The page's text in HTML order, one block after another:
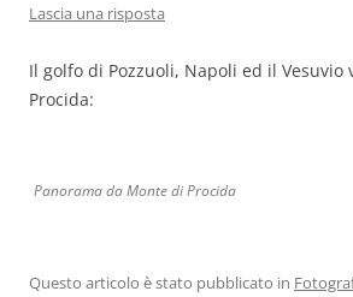
Lascia una risposta
Il golfo di Pozzuoli, Napoli ed il Vesuvio
Procida:
Panorama da Monte di Procida
Questo articolo è stato pubblicato in